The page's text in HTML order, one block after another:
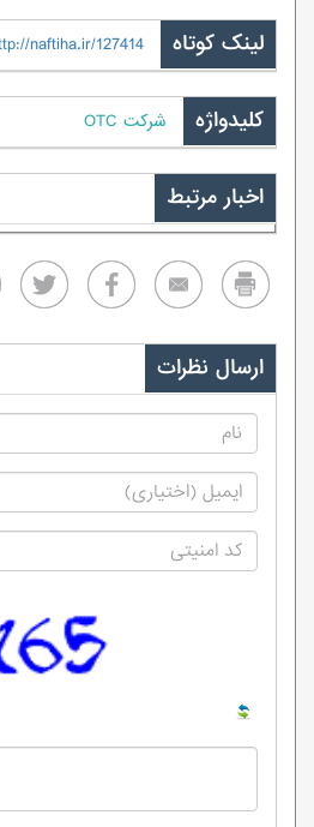
لینک کوتاه naftiha.ir/127414
کلیدواژه شرکت OTC
اخبار مرتبط
ارسال نظرات